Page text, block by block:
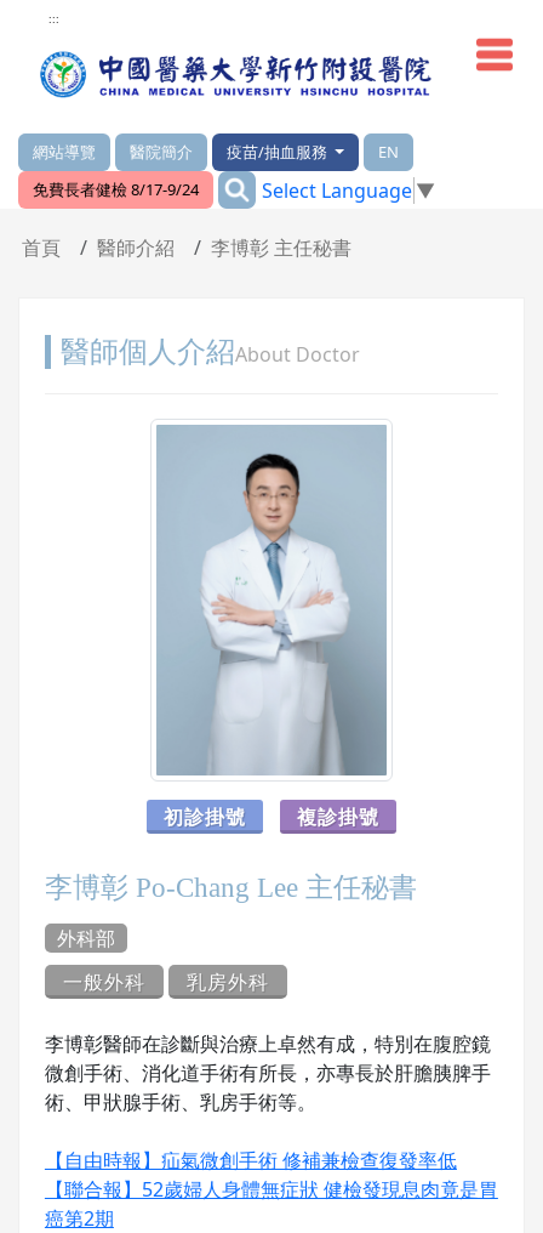
網頁頂端重要消息及連結
:::
網站導覽 醫院簡介 疫苗/抽血服務
EN
免費長者健檢 8/17-9/24
::: Select Language▼
首頁 醫師介紹 李博彰 主任秘書
醫師個人介紹About Doctor
初診掛號 複診掛號
李博彰 Po-Chang Lee 主任秘書
外科部
一般外科
乳房外科
李博彰醫師在診斷與治療上卓然有成，特別在腹腔鏡
微創手術、消化道手術有所長，亦專長於肝膽胰脾手
術、甲狀腺手術、乳房手術等。
【自由時報】疝氣微創手術 修補兼檢查復發率低
【聯合報】52歲婦人身體無症狀 健檢發現息肉竟是胃
癌第2期